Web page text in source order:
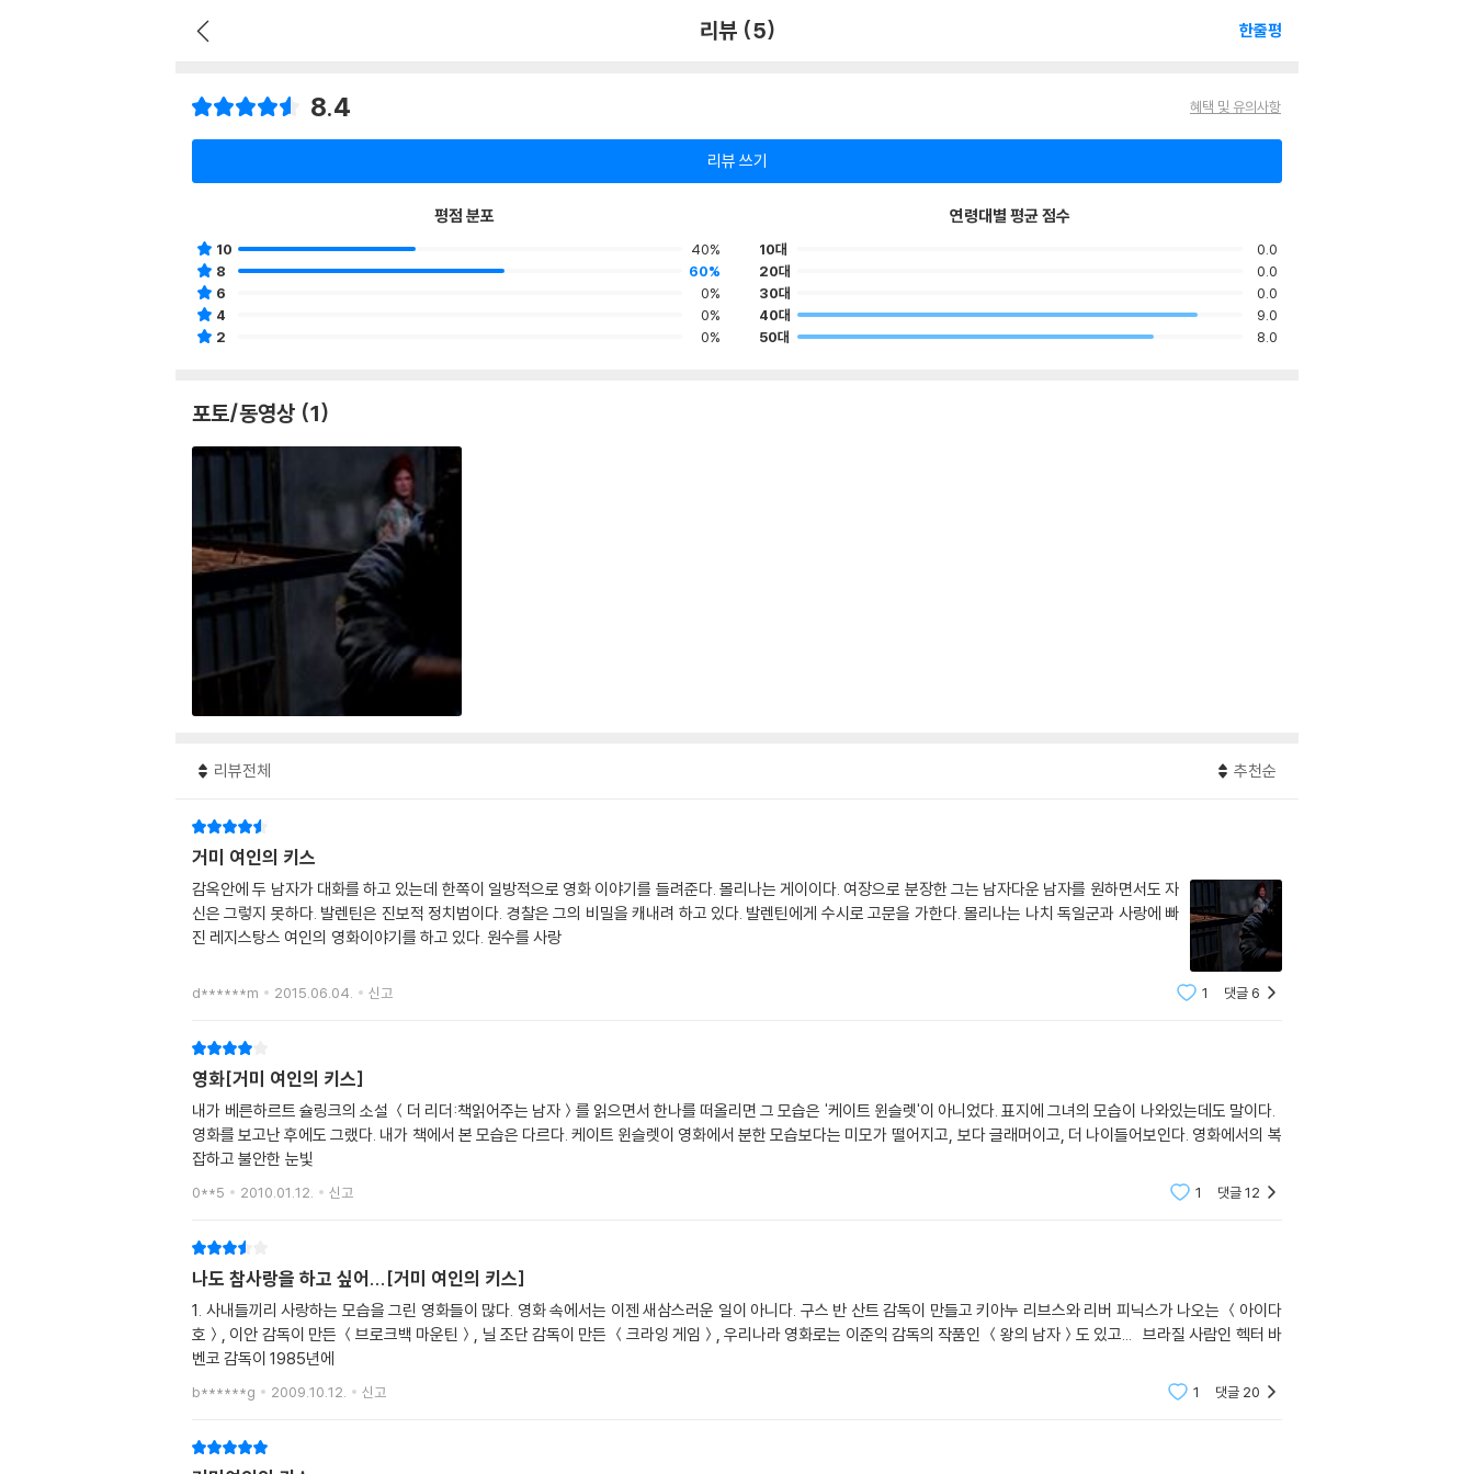
리뷰 (5) 한줄평
8.4 혜택 및 유의사항
리뷰 쓰기
평점 분포
10
40%
8
60%
6
0%
4
0%
2
0%
연령대별 평균 점수
10대
0.0
20대
0.0
30대
0.0
40대
9.0
50대
8.0
포토/동영상 (1)
리뷰전체 추천순
거미 여인의 키스
감옥안에 두 남자가 대화를 하고 있는데 한쪽이 일방적으로 영화 이야기를 들려준다. 몰리나는 게이이다. 여장으로 분장한 그는 남자다운 남자를 원하면서도 자
신은 그렇지 못하다. 발렌틴은 진보적 정치범이다. 경찰은 그의 비밀을 캐내려 하고 있다. 발렌틴에게 수시로 고문을 가한다. 몰리나는 나치 독일군과 사랑에 빠
진 레지스탕스 여인의 영화이야기를 하고 있다. 원수를 사랑
d******m 2015.06.04. 신고 1 댓글6
영화[거미 여인의 키스]
내가 베른하르트 슐링크의 소설 ＜더 리더:책읽어주는 남자＞를 읽으면서 한나를 떠올리면 그 모습은 '케이트 윈슬렛'이 아니었다. 표지에 그녀의 모습이 나와있는데도 말이다.
영화를 보고난 후에도 그랬다. 내가 책에서 본 모습은 다르다. 케이트 윈슬렛이 영화에서 분한 모습보다는 미모가 떨어지고, 보다 글래머이고, 더 나이들어보인다. 영화에서의 복
잡하고 불안한 눈빛
0**5 2010.01.12. 신고 1 댓글12
나도 참사랑을 하고 싶어...[거미 여인의 키스]
1. 사내들끼리 사랑하는 모습을 그린 영화들이 많다. 영화 속에서는 이젠 새삼스러운 일이 아니다. 구스 반 산트 감독이 만들고 키아누 리브스와 리버 피닉스가 나오는 ＜아이다
호＞, 이안 감독이 만든 ＜브로크백 마운틴＞, 닐 조단 감독이 만든 ＜크라잉 게임＞, 우리나라 영화로는 이준익 감독의 작품인 ＜왕의 남자＞도 있고... 브라질 사람인 헥터 바
벤코 감독이 1985년에
b******g 2009.10.12. 신고 1 댓글 20